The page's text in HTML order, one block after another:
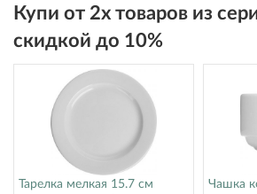
Купи от 2х товаров из
скидкой до 10%
Тарелка мелкая 15.7 см
Чашка